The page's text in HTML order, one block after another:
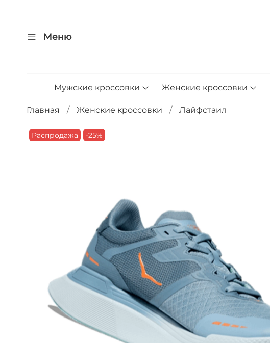
Меню
Мужские кроссовки Женские кроссовки
Главная Женские кроссовки Лайфстаил
Распродажа -25%